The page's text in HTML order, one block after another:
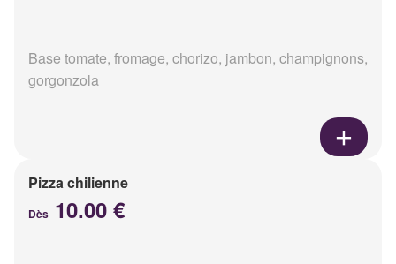
Base tomate, fromage, chorizo, jambon, champignons,
gorgonzola
Pizza chilienne
Dès 10.00 €